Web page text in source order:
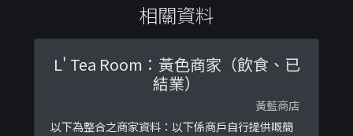
相關資料
L' Tea Room：黃色商家（飲食、已
結業）
黃藍商店
以下為整合之商家資料：以下係商戶自行提供嘅簡